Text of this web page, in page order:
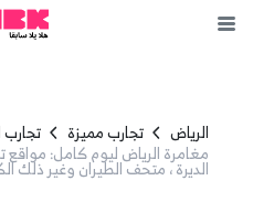
الرياض تجارب مميزة تجارب
مغامرة الرياض ليوم كامل: مواقع
الديرة ، متحف الطيران وغير ذلك